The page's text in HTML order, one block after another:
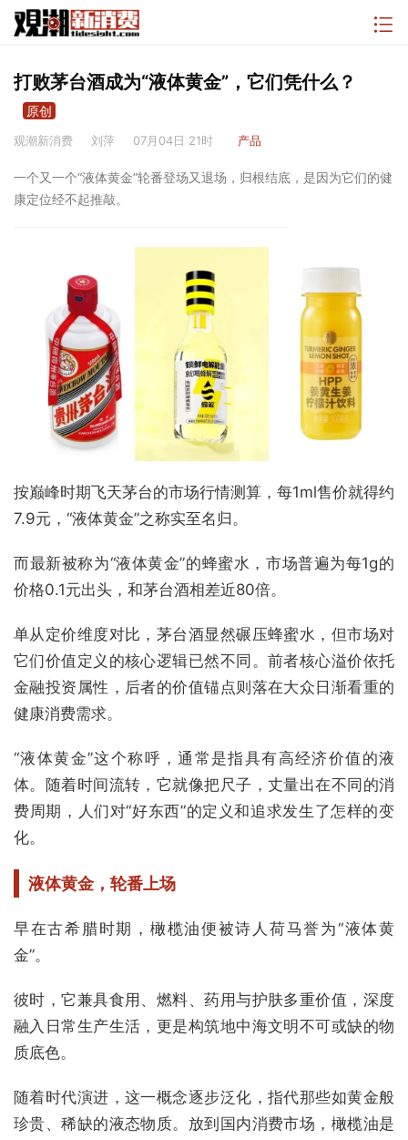
打败茅台酒成为“液体黄金”，它们凭什么？
原创
观潮新消费 刘萍 07月04日 21时 产品
一个又一个“液体黄金”轮番登场又退场，归根结底，是因为它们的健
康定位经不起推敲。
按巅峰时期飞天茅台的市场行情测算，每1ml售价就得约
7.9元，“液体黄金”之称实至名归。
而最新被称为“液体黄金”的蜂蜜水，市场普遍为每1g的
价格0.1元出头，和茅台酒相差近80倍。
单从定价维度对比，茅台酒显然碾压蜂蜜水，但市场对
它们价值定义的核心逻辑已然不同。前者核心溢价依托
金融投资属性，后者的价值锚点则落在大众日渐看重的
健康消费需求。
“液体黄金”这个称呼，通常是指具有高经济价值的液
体。随着时间流转，它就像把尺子，丈量出在不同的消
费周期，人们对“好东西”的定义和追求发生了怎样的变
化。
液体黄金，轮番上场
早在古希腊时期，橄榄油便被诗人荷马誉为“液体黄
金”。
彼时，它兼具食用、燃料、药用与护肤多重价值，深度
融入日常生产生活，更是构筑地中海文明不可或缺的物
质底色。
随着时代演进，这一概念逐步泛化，指代那些如黄金般
珍贵、稀缺的液态物质。放到国内消费市场，橄榄油是